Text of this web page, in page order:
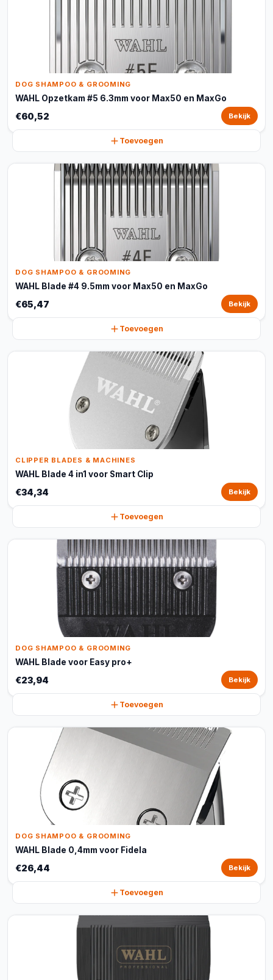
DOG SHAMPOO & GROOMING
WAHL Opzetkam #5 6.3mm voor Max50 en MaxGo
€60,52 Bekijk
Toevoegen
DOG SHAMPOO & GROOMING
WAHL Blade #4 9.5mm voor Max50 en MaxGo
€65,47 Bekijk
Toevoegen
CLIPPER BLADES & MACHINES
WAHL Blade 4 in1 voor Smart Clip
€34,34 Bekijk
Toevoegen
DOG SHAMPOO & GROOMING
WAHL Blade voor Easy pro+
€23,94 Bekijk
Toevoegen
DOG SHAMPOO & GROOMING
WAHL Blade 0,4mm voor Fidela
€26,44 Bekijk
Toevoegen